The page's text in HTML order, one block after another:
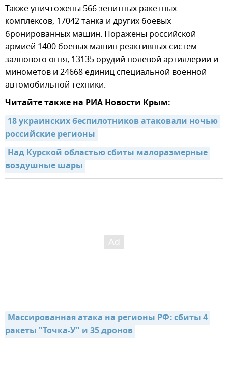
Также уничтожены 566 зенитных ракетных
комплексов, 17042 танка и других боевых
бронированных машин. Поражены российской
армией 1400 боевых машин реактивных систем
залпового огня, 13135 орудий полевой артиллерии и
минометов и 24668 единиц специальной военной
автомобильной техники.
Читайте также на РИА Новости Крым:
18 украинских беспилотников атаковали ночью
российские регионы
Над Курской областью сбиты малоразмерные
воздушные шары
Массированная атака на регионы РФ: сбиты 4
ракеты "Точка-У" и 35 дронов